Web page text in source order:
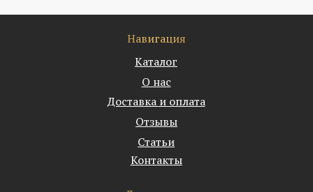
Навигация
Каталог
О нас
Доставка и оплата
Отзывы
Статьи
Контакты